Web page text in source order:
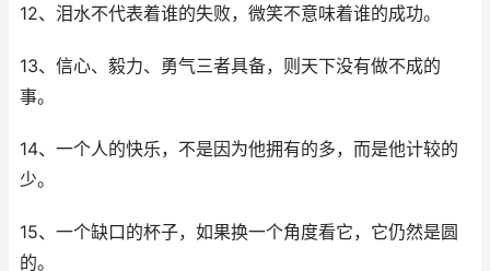
12、泪水不代表着谁的失败，微笑不意味着谁的成功。
13、信心、毅力、勇气三者具备，则天下没有做不成的
事。
14、一个人的快乐，不是因为他拥有的多，而是他计较的
少。
15、一个缺口的杯子，如果换一个角度看它，它仍然是圆
的。